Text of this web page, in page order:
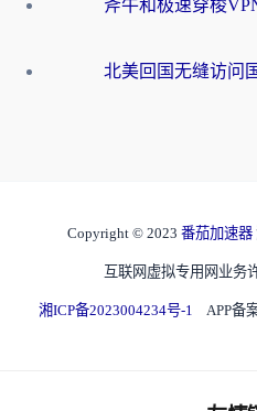
Copyright © 2023 番茄加速器
互联网虚拟专用网业务
湘ICP备2023004234号-1 APP备